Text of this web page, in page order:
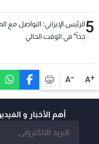
A+
A-
5الرئيس الإيراني: التواصل
جداً" في الوقت الحالي
أهم الأخبار و